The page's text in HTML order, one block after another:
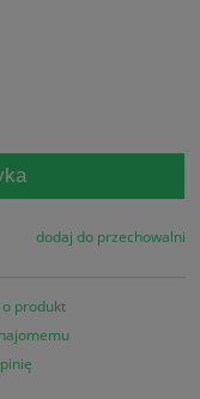
dodaj do przechowalni
produkt